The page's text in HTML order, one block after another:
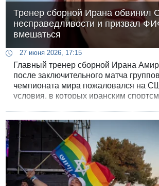
Тренер сборной Ирана обвинил
несправедливости и призвал
вмешаться
27 июня 2026, 17:15
Главный тренер сборной Ирана
после заключительного матча
чемпионата мира пожаловался на
условия, в которых иранским